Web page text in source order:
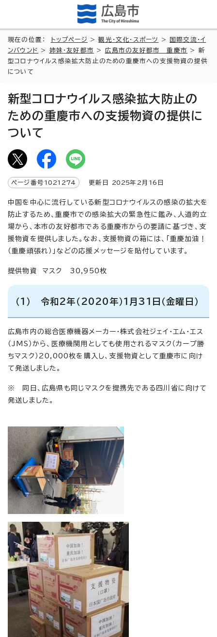
現在の位置： トップページ >観光・文化・スポーツ >
国際交流・イ
ンバウンド
> 姉妹・友好都市 > 広島市の友好都市 重慶市
> 新
型コロナウイルス感染拡大防止のための重慶市への支援物資の提供
について
新型コロナウイルス感染拡大防止の
ための重慶市への支援物資の提供に
ついて
ページ番号 1021274 更新日 2025年2月 16 日
中国を中心に流行している新型コロナウイルスの感染の拡大を
防止するため、重慶市での感染拡大の緊急性に鑑み、人道的立
場から、本市の友好都市である重慶市からの要請に基づき、支
援物資を提供しました。なお、支援物資の箱には、「重慶加油！
（重慶頑張れ）」などの応援メッセージを貼付しています。
提供物資 マスク 30,950枚
（1） 令和2年（2020年）1月31日（金曜日）
広島市内の総合医療機器メーカー・株式会社ジェイ・エム・エス
（JMS）から、医療機関用としても使用されるマスク（カープ勝
ちマスク）20,000枚を購入し、支援物資として重慶市に向け
て発送しました。
※ 同日、広島県も同じマスクを提携先である四川省に向けて
発送しました。